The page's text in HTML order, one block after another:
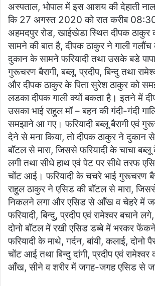
अस्पताल, भोपाल में इस आशय की देहाती
कि 27 अगस्त 2020 को रात करीब 08:30
अहमदपुर रोड, खाईखेडा स्थित दीपक ठाकुर
सामने की बात है, दीपक ठाकुर ने गाली
दुकान के सामने फरियादी तथा उसके बडे
गुरूचरण बैरागी, बब्लू, प्रदीप, बिन्दु तथा
और दीपक ठाकुर के पिता सुरेश ठाकुर को
लडका दीपक गाली क्यों बकता है। इतने में
उसका भाई राहुल मॉ – बहन की गंदी-गंदी
समझाने आ गए। फरियादी बब्लू बैरागी एवं
देने से मना किया, तो दीपक ठाकुर ने दुकान
बॉटल से मारा, जिससे फरियादी के चाचा
लगी तथा सीधे हाथ एवं पेट पर सीधे तरफ
चोंट आई। फरियादी के चचरे भाई गुरूचरण
राहुल ठाकुर ने एसिड की बॉटल से मारा,
निकलने लगा और एसिड से आँख व चेहरे में
फरियादी, बिन्दु, प्रदीप एवं रामेश्वर बचाने
दोनो बॉटल में रखी एसिड डब्बे में भरकर
फरियादी के माथे, गर्दन, बांयी, कलाई,
चोंट आई तथा बिन्दु दांगी, प्रदीप एवं
आँख, सीने व शरीर में जगह-जगह एसिड से